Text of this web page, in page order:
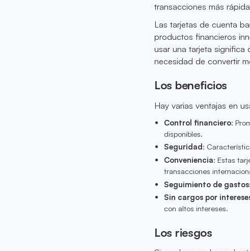
transacciones más
Las tarjetas de cuenta
productos financieros
usar una tarjeta significa
necesidad de convertir
Los beneficios
Hay varias ventajas en
Control financiero:
disponibles.
Seguridad :
Conveniencia: Estas
transacciones
Seguimiento de gastos
Sin cargos por
con altos intereses.
Los riesgos